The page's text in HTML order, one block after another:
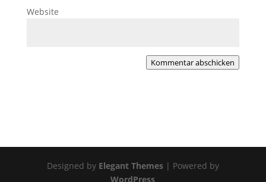
Website
Kommentar abschicken
Designed by Elegant Themes| Powered by
WordPress